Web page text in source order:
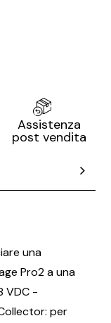
Assistenza
post vendita
una
Pro2 a una
VDC -
per